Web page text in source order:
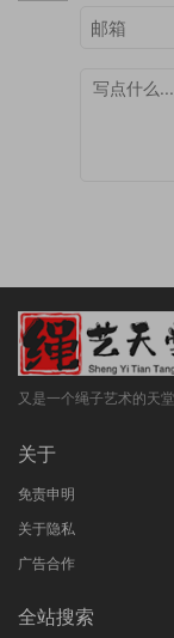
又是一个绳子艺术的天堂
关于
免责申明
关于隐私
广告合作
全站搜索